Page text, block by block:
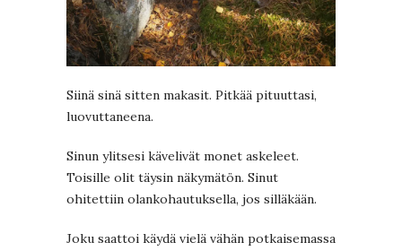
Siinä sinä sitten makasit. Pitkää pituuttasi,
luovuttaneena.
Sinun ylitsesi kävelivät monet askeleet.
Toisille olit täysin näkymätön. Sinut
ohitettiin olankohautuksella, jos silläkään.
Joku saattoi käydä vielä vähän potkaisemassa